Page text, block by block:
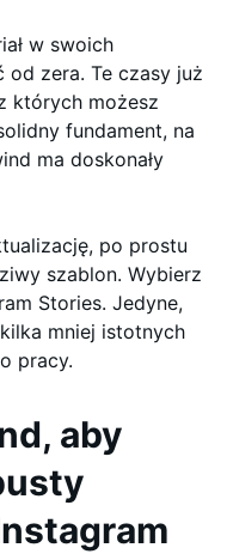
w swoich
od zera. Te czasy już
których możesz
fundament, na
ma doskonały
po prostu
szablon. Wybierz
Stories. Jedyne,
mniej istotnych
pracy.
aby